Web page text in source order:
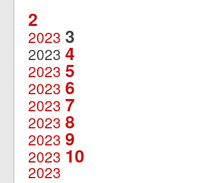
2
2023 3
2023 4
2023 5
2023 6
2023 7
2023 8
2023 9
2023 10
2023